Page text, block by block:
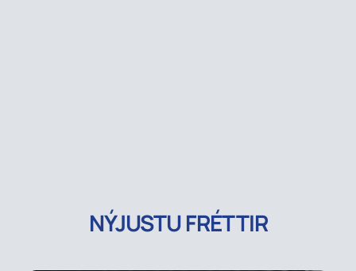
NÝJUSTU FRÉTTIR